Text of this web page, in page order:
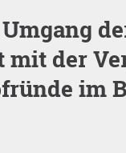
mit der
im